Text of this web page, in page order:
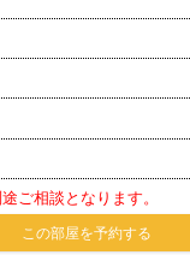
ご相談となります。
この部屋を予約する